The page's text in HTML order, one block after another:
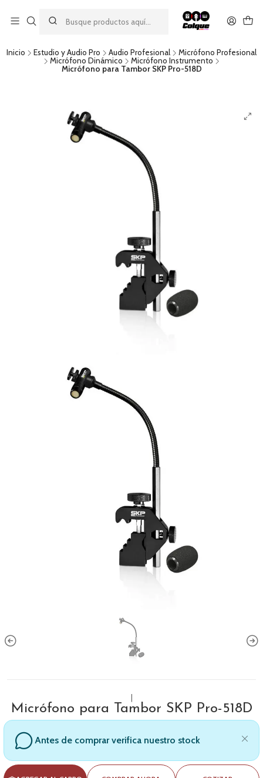
descuento por pago con transferencia bancaria
por una compra mínima de $49.990. Este descuento no es
acumulable a otras promociones ni aplicable a gastos de envío.
Inicio Estudio y Audio Pro Audio Profesional
Micrófono Profesional
Micrófono Dinámico
Micrófono Instrumento
Micrófono para Tambor SKP Pro-518D
Micrófono para Tambor SKP Pro-518D
Antes de comprar verifica nuestro stock